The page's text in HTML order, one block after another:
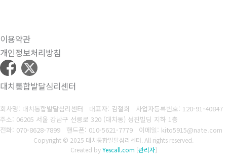
이용약관
개인정보처리방침
대치통합발달심리센터
회사명: 대치통합발달심리센터 대표자: 김철희 사업자등록번호: 120-91-40847
주소: 06205 서울 강남구 선릉로 320 (대치동) 성진빌딩 지하 1층
전화: 070-8628-7899
핸드폰: 010-5621-7779 이메일: kito5915@nate.com
Copyright © 2025 대치통합발달심리센터. All rights reserved.
Created byYescall.com [관리자]